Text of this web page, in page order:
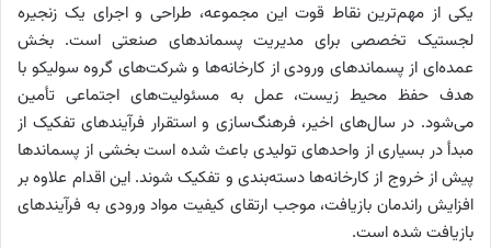
یکی از مهم‌ترین نقاط قوت این مجموعه، طراحی و اجرای یک زنجیره
لجستیک تخصصی برای مدیریت پسماندهای صنعتی است. بخش
عمده‌ای از پسماندهای ورودی از کارخانه‌ها و شرکت‌های گروه سولیکو با
هدف حفظ محیط زیست، عمل به مسئولیت‌های اجتماعی تأمین
می‌شود. در سال‌های اخیر، فرهنگ‌سازی و استقرار فرآیندهای تفکیک از
مبدأ در بسیاری از واحدهای تولیدی باعث شده است بخشی از پسماندها
پیش از خروج از کارخانه‌ها دسته‌بندی و تفکیک شوند. این اقدام علاوه بر
افزایش راندمان بازیافت، موجب ارتقای کیفیت مواد ورودی به فرآیندهای
بازیافت شده است.